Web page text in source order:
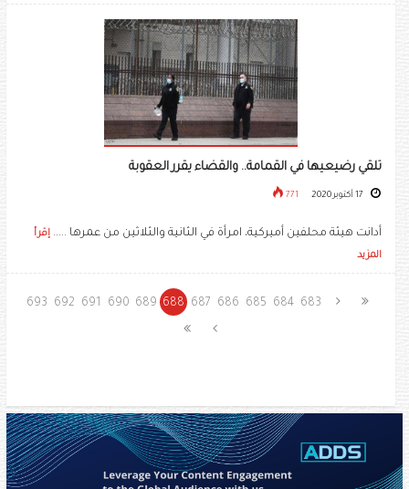
تلقي رضيعيها في القمامة.. والقضاء يقرر العقوبة
771
أدانت هيئة محلفين أميركية، امرأة في الثانية والثلاثين من عمرها ..... إقرأ
المزيد
683
684
685
686
687
688
689
690
691
692
693